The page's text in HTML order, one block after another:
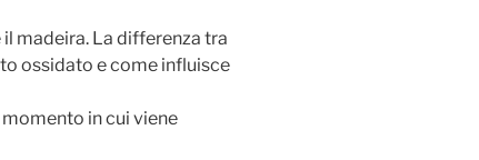
madeira. La differenza tra
ossidato e come influisce
in cui viene